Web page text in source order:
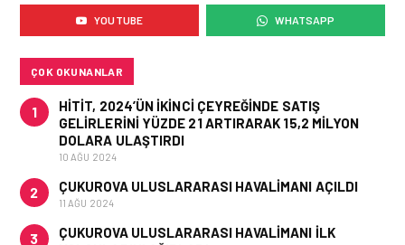
ÇELEBI HAVACILIK
MACARISTAN’DAN
BUDAPEŞTE GÖNÜLLÜ
YOUTUBE WHATSAPP
ÇOK OKUNANLAR
1
HITIT, 2024’ÜN IKINCI ÇEYREĞINDE SATIŞ
GELIRLERINI YÜZDE 21 ARTIRARAK 15,2 MILYON
DOLARA ULAŞTIRDI
10 AĞU 2024
2 ÇUKUROVA ULUSLARARASI HAVALIMANI AÇILDI
11 AĞU 2024
3
ÇUKUROVA ULUSLARARASI HAVALIMANI İLK